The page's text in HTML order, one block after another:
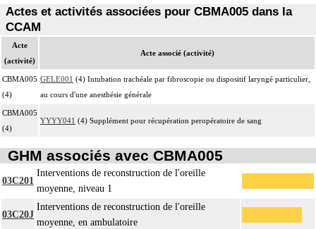
Actes et activités associées pour CBMA005 dans la
CCAM
Acte
(activité)
Acte associé (activité)
CBMA005
(4)
GELE001 (4) Intubation trachéale par fibroscopie ou dispositif laryngé particulier,
au cours d'une anesthésie générale
CBMA005
(4)
YYYY041 (4) Supplément pour récupération peropératoire de sang
GHM associés avec CBMA005
03C201
Interventions de reconstruction de l'oreille
moyenne, niveau 1
03C20J
Interventions de reconstruction de l'oreille
moyenne, en ambulatoire